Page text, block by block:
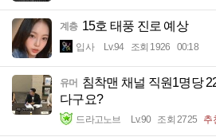
계층 15호 태풍 진로 예상
입사 Lv.94 조회 1926 00:18
유머 침착맨 채널 직원1명당
다구요?
드라고노브 Lv.90 조회 2725 추